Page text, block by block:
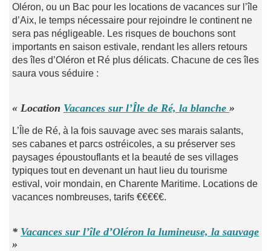
Oléron, ou un Bac pour les locations de vacances sur l’île
d’Aix, le temps nécessaire pour rejoindre le continent ne
sera pas négligeable. Les risques de bouchons sont
importants en saison estivale, rendant les allers retours
des îles d’Oléron et Ré plus délicats. Chacune de ces îles
saura vous séduire :
« Location Vacances sur l’Île de Ré, la blanche »
L’Île de Ré, à la fois sauvage avec ses marais salants,
ses cabanes et parcs ostréicoles, a su préserver ses
paysages époustouflants et la beauté de ses villages
typiques tout en devenant un haut lieu du tourisme
estival, voir mondain, en Charente Maritime. Locations de
vacances nombreuses, tarifs €€€€€.
* Vacances sur l’île d’Oléron la lumineuse, la sauvage
»